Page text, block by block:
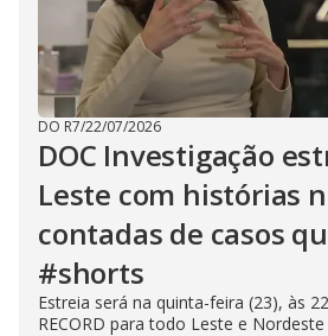
DO R7/22/07/2026
DOC Investigação
Leste com histórias
contadas de casos
#shorts
Estreia será na quinta-feira (23), às
RECORD para todo Leste e Nordeste